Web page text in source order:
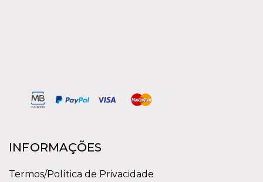
INFORMAÇÕES
Termos/Política de Privacidade